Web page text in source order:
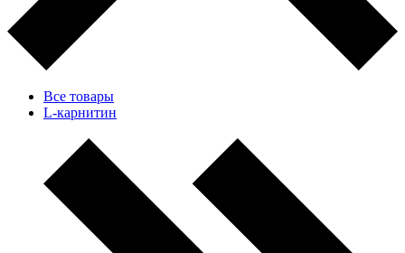
Все товары
L-карнитин